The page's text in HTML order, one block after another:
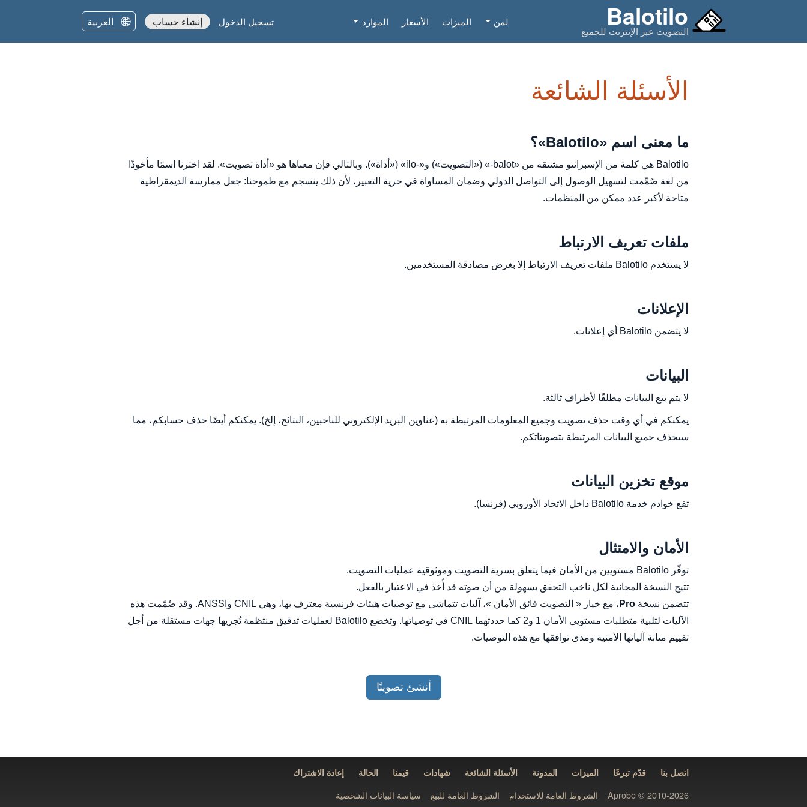
Balotilo
التصويت عبر الإنترنت للجميع
لمن الميزات الأسعار الموارد تسجيل الدخول إنشاء حساب العربية
الأسئلة الشائعة
ما معنى اسم «Balotilo»؟
Balotilo هي كلمة من الإسبرانتو مشتقة من «balot-» («التصويت») و«-ilo» («أداة»). وبالتالي فإن معناها هو «أداة تصويت». لقد اخترنا اسمًا مأخوذًا
من لغة صُمِّمت لتسهيل الوصول إلى التواصل الدولي وضمان المساواة في حرية التعبير، لأن ذلك ينسجم مع طموحنا: جعل ممارسة الديمقراطية
متاحة لأكبر عدد ممكن من المنظمات.
ملفات تعريف الارتباط
لا يستخدم Balotilo ملفات تعريف الارتباط إلا بغرض مصادقة المستخدمين.
الإعلانات
لا يتضمن Balotilo أي إعلانات.
البيانات
لا يتم بيع البيانات مطلقًا لأطراف ثالثة.
يمكنكم في أي وقت حذف تصويت وجميع المعلومات المرتبطة به (عناوين البريد الإلكتروني للناخبين، النتائج، إلخ). يمكنكم أيضًا حذف حسابكم، مما
سيحذف جميع البيانات المرتبطة بتصويتاتكم.
موقع تخزين البيانات
تقع خوادم خدمة Balotilo داخل الاتحاد الأوروبي (فرنسا).
الأمان والامتثال
توفّر Balotilo مستويين من الأمان فيما يتعلق بسرية التصويت وموثوقية عمليات التصويت.
تتيح النسخة المجانية لكل ناخب التحقق بسهولة من أن صوته قد أُخذ في الاعتبار بالفعل.
تتضمن نسخة Pro
، مع خيار « التصويت فائق الأمان »، آليات تتماشى مع توصيات هيئات فرنسية معترف بها، وهي CNIL وANSSI. وقد صُمّمت هذه
الآليات لتلبية متطلبات مستويي الأمان 1 و2 كما حددتهما CNIL في توصياتها. وتخضع Balotilo لعمليات تدقيق منتظمة تُجريها جهات مستقلة من أجل
تقييم متانة آلياتها الأمنية ومدى توافقها مع هذه التوصيات.
أنشئ تصويتًا
اتصل بنا قدّم تبرعًا الميزات المدونة الأسئلة الشائعة شهادات قيمنا الحالة إعادة الاشتراك
Aprobe © 2010-2026 الشروط العامة للاستخدام الشروط العامة للبيع سياسة البيانات الشخصية